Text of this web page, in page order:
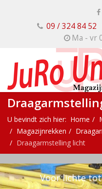
09 / 324 84 52
Ma - vr
U bevindt zich hier: Home
Magazijnrekken
Draagarmstelling licht
Voor lichte